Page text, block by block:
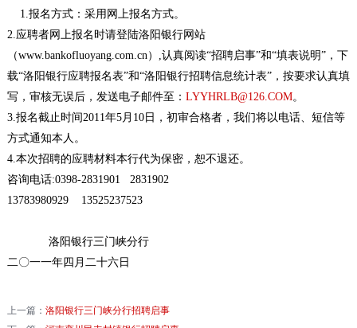
1. 报名方式：采用网上报名方式。
2.应聘者网上报名时请登陆洛阳银行网站
（www.bankofluoyang.com.cn）,认真阅读“招聘启事”和“填表说明”，下
载“洛阳银行应聘报名表”和“洛阳银行招聘信息统计表”，按要求认真填
写，审核无误后，发送电子邮件至： LYYHRLB@126.COM。
3.报名截止时间2011年5月10日，初审合格者，我们将以电话、短信等
方式通知本人。
4.本次招聘的应聘材料本行代为保密，恕不退还。
咨询电话:0398-2831901 2831902
1378398092913525237523
洛阳银行三门峡分行
二〇一一年四月二十六日
上一篇： 洛阳银行三门峡分行招聘启事